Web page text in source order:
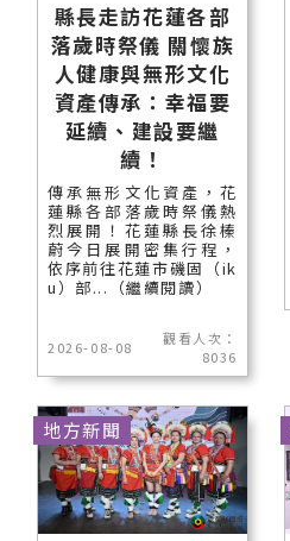
縣長走訪花蓮各部
落歲時祭儀 關懷族
人健康與無形文化
資產傳承：幸福要
延續、建設要繼
續！
傳承無形文化資產，花
蓮縣各部落歲時祭儀熱
烈展開！花蓮縣長徐榛
蔚今日展開密集行程，
依序前往花蓮市磯固（ik
u）部...（繼續閱讀）
2026-08-08
觀看人次：
8036
地方新聞